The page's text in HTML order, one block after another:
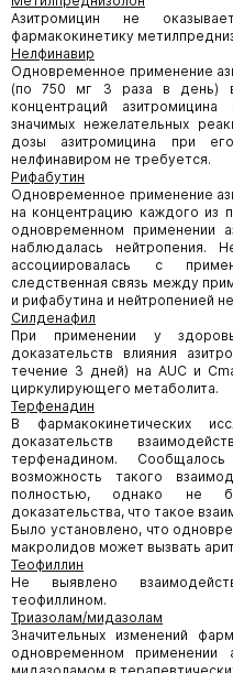
Азитромицин не
фармакокинетику
Нелфинавир
Одновременное применение
(по 750 мг 3 раза в день)
концентраций
значимых нежелательных
дозы азитромицина при
нелфинавиром не требуется.
Рифабутин
Одновременное применение
на концентрацию каждого из
одновременном применении
наблюдалась нейтропения.
ассоциировалась с
следственная связь между
и рифабутина и нейтропенией
Силденафил
При применении у
доказательств влияния
течение 3 дней) на AUC и
циркулирующего метаболита.
Терфенадин
В фармакокинетических
доказательств
терфенадином.
возможность такого
полностью, однако не
доказательства, что такое
Было установлено, что
макролидов может вызвать
Теофиллин
Не выявлено
теофиллином.
Триазолам/мидазолам
Значительных изменений
одновременном применении